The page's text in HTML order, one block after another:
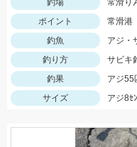
釣場
常滑り
ポイント
常滑港
釣魚
アジ・
釣り方
サビキ
釣果
アジ55
サイズ
アジ8ｾ